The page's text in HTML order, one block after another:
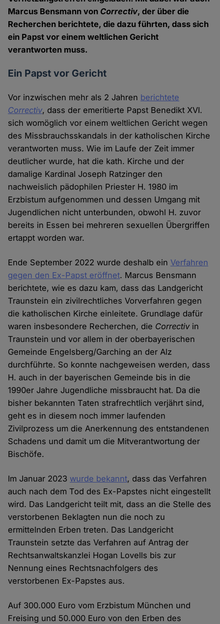
Marcus Bensmann von Correctiv, der über die
Recherchen berichtete, die dazu führten, dass sich
ein Papst vor einem weltlichen Gericht
verantworten muss.
Ein Papst vor Gericht
Vor inzwischen mehr als 2 Jahren berichtete
Correctiv, dass der emeritierte Papst Benedikt XVI.
sich womöglich vor einem weltlichen Gericht wegen
des Missbrauchsskandals in der katholischen Kirche
verantworten muss. Wie im Laufe der Zeit immer
deutlicher wurde, hat die kath. Kirche und der
damalige Kardinal Joseph Ratzinger den
nachweislich pädophilen Priester H. 1980 im
Erzbistum aufgenommen und dessen Umgang mit
Jugendlichen nicht unterbunden, obwohl H. zuvor
bereits in Essen bei mehreren sexuellen Übergriffen
ertappt worden war.
Ende September 2022 wurde deshalb einVerfahren
gegen den Ex-Papst eröffnet. Marcus Bensmann
berichtete, wie es dazu kam, dass das Landgericht
Traunstein ein zivilrechtliches Vorverfahren gegen
die katholischen Kirche einleitete. Grundlage dafür
waren insbesondere Recherchen, die Correctivin
Traunstein und vor allem in der oberbayerischen
Gemeinde Engelsberg/Garching an der Alz
durchführte. So konnte nachgeweisen werden, dass
H. auch in der bayerischen Gemeinde bis in die
1990er Jahre Jugendliche missbraucht hat. Da die
bisher bekannten Taten strafrechtlich verjährt sind,
geht es in diesem noch immer laufenden
Zivilprozess um die Anerkennung des entstandenen
Schadens und damit um die Mitverantwortung der
Bischöfe.
Im Januar 2023 wurde bekannt, dass das Verfahren
auch nach dem Tod des Ex-Papstes nicht eingestellt
wird. Das Landgericht teilt mit, dass an die Stelle des
verstorbenen Beklagten nun die noch zu
ermittelnden Erben treten. Das Landgericht
Traunstein setzte das Verfahren auf Antrag der
Rechtsanwaltskanzlei Hogan Lovells bis zur
Nennung eines Rechtsnachfolgers des
verstorbenen Ex-Papstes aus.
Auf 300.000 Euro vom Erzbistum München und
Freising und 50.000 Euro von den Erben des